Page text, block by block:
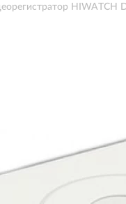
HIWATCH